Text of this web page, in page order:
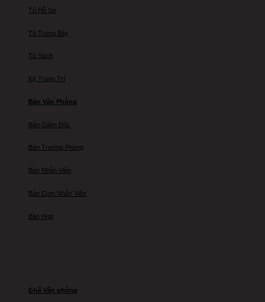
Tủ Hồ Sơ
Tủ Trưng Bày
Tủ Sách
Kệ Trang Trí
Bàn Văn Phòng
Bàn Giám Đốc
Bàn Trưởng Phòng
Bàn Nhân Viên
Bàn Cụm Nhân Viên
Bàn Họp
Ghế Văn phòng